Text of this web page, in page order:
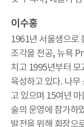
이수홍
1961년 서울생으로
조각을 전공, 뉴욕
치고 1995년부터 모
육성하고 있다. 나무
고 있으며 15여년 마
술의 운영에 참가하
발전을 위해 회장으